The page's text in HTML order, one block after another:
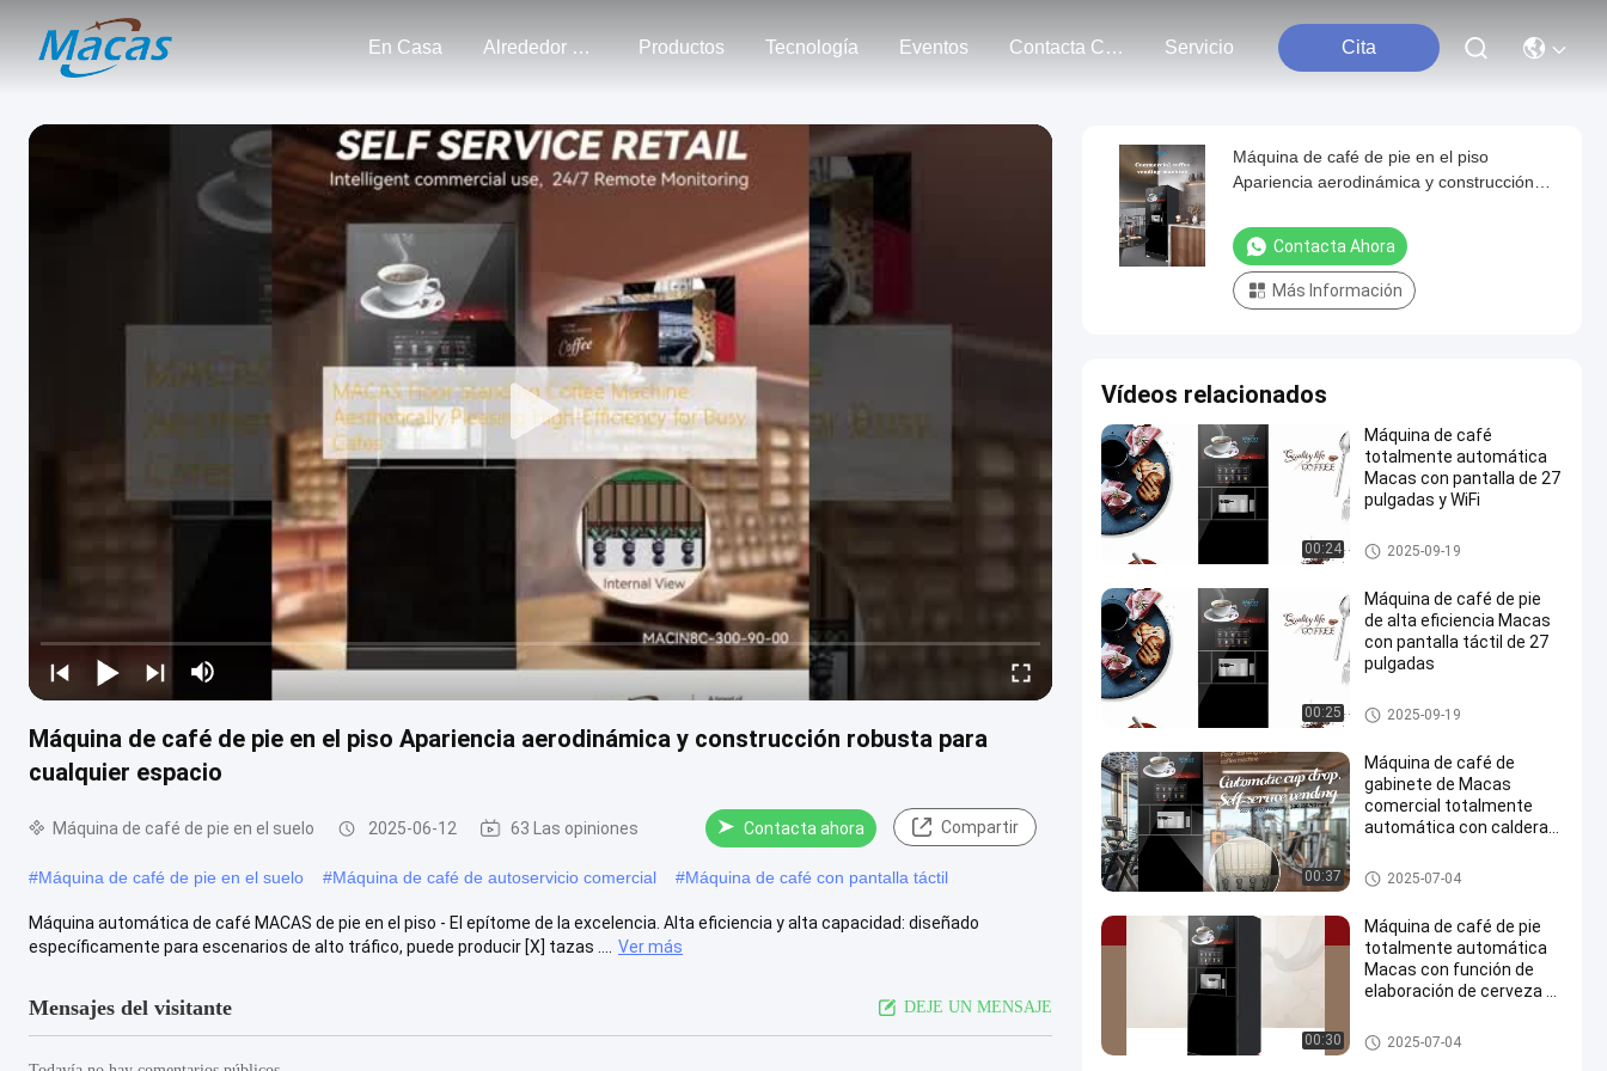
En Casa Alrededor Nosotros Productos Tecnología Eventos Contacta Con Nosotros Servicio Cita
Máquina de café de pie en el piso Apariencia aerodinámica y construcción robusta para
cualquier espacio
Máquina de café de pie en el suelo 2025-06-12 63 Las opiniones Contacta ahora Compartir
#Máquina de café de pie en el suelo #Máquina de café de autoservicio comercial #Máquina de café con pantalla táctil
Máquina automática de café MACAS de pie en el piso - El epítome de la excelencia. Alta eficiencia y alta capacidad: diseñado
específicamente para escenarios de alto tráfico, puede producir [X] tazas ....
Ver más
Mensajes del visitante DEJE UN MENSAJE
Máquina de café de pie en el piso
Apariencia aerodinámica y construcción
Contacta Ahora
Más Información
Vídeos relacionados
00:24
Máquina de café
totalmente automática
Macas con pantalla de 27
pulgadas y WiFi
Máquina de café de pie en el s
uelo
2025-09-19
00:25
Máquina de café de pie
de alta eficiencia Macas
con pantalla táctil de 27
pulgadas
Máquina de café de pie en el s
uelo
2025-09-19
00:37
Máquina de café de
gabinete de Macas
comercial totalmente
automática con caldera
instantánea y sistema de
bomba de engranajes
Máquina de café de pie en el s
uelo
2025-07-04
00:30
Máquina de café de pie
totalmente automática
Macas con función de
elaboración de cerveza y
Máquina de café de pie en el s
uelo
2025-07-04